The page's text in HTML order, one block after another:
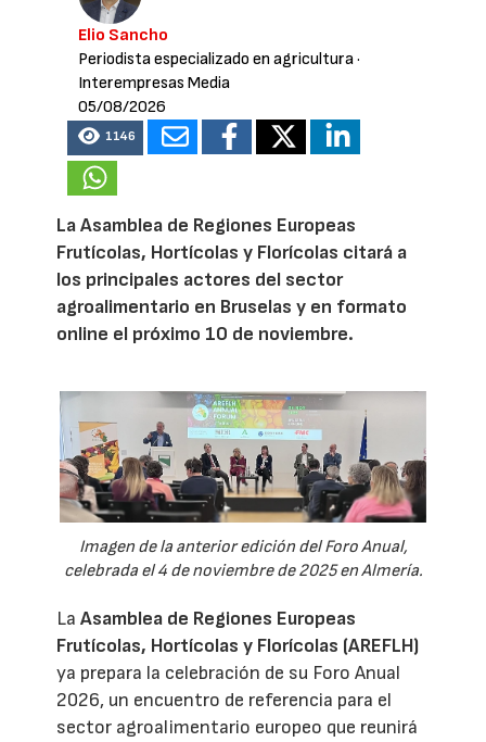
Elio Sancho
Periodista especializado en agricultura·
Interempresas Media
05/08/2026
1146
La Asamblea de Regiones Europeas
Frutícolas, Hortícolas y Florícolas citará a
los principales actores del sector
agroalimentario en Bruselas y en formato
online el próximo 10 de noviembre.
Imagen de la anterior edición del Foro Anual,
celebrada el 4 de noviembre de 2025 en Almería.
LaAsamblea de Regiones Europeas
Frutícolas, Hortícolas y Florícolas (AREFLH)
ya prepara la celebración de su Foro Anual
2026, un encuentro de referencia para el
sector agroalimentario europeo que reunirá